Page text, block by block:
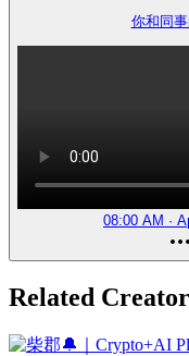
你和同
08:00 AM ·
Related